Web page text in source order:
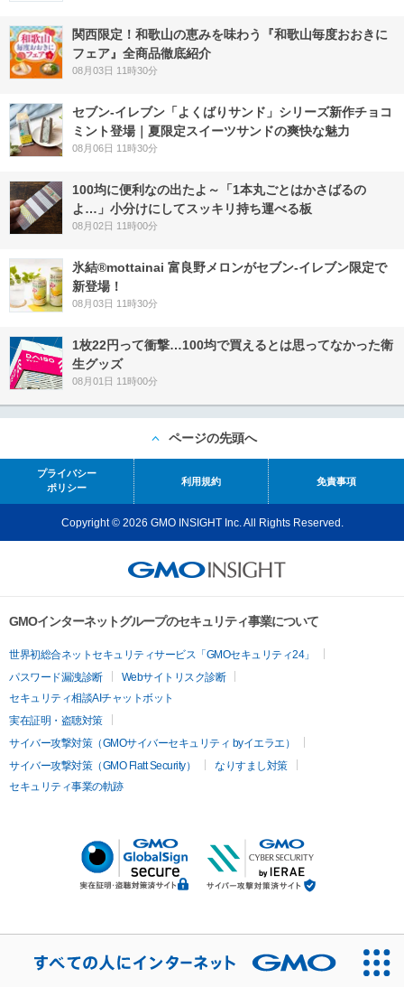
関西限定！和歌山の恵みを味わう『和歌山毎度おおきに
フェア』全商品徹底紹介
08月03日 11時30分
セブン‐イレブン「よくばりサンド」シリーズ新作チョコ
ミント登場｜夏限定スイーツサンドの爽快な魅力
08月06日 11時30分
100均に便利なの出たよ～「1本丸ごとはかさばるの
よ…」小分けにしてスッキリ持ち運べる板
08月02日 11時00分
氷結®mottainai 富良野メロンがセブン‐イレブン限定で
新登場！
08月03日 11時30分
1枚22円って衝撃…100均で買えるとは思ってなかった衛
生グッズ
08月01日 11時00分
ページの先頭へ
プライバシー
ポリシー
利用規約 免責事項
Copyright © 2026 GMO INSIGHT Inc. All Rights Reserved.
GMOインターネットグループのセキュリティ事業について
世界初総合ネットセキュリティサービス「GMOセキュリティ24」
パスワード漏洩診断
Webサイトリスク診断
セキュリティ相談AIチャットボット
実在証明・盗聴対策
サイバー攻撃対策（GMOサイバーセキュリティ byイエラエ）
サイバー攻撃対策（GMO Flatt Security）
なりすまし対策
セキュリティ事業の軌跡